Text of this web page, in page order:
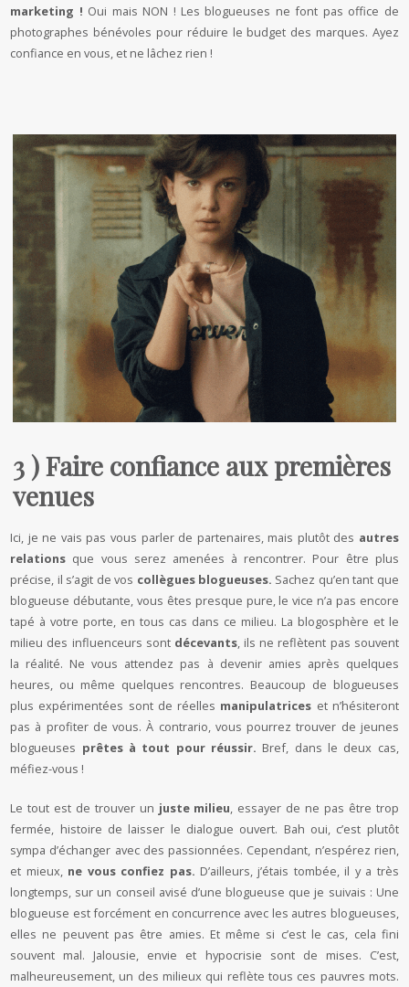
marketing ! Oui mais NON ! Les blogueuses ne font pas office de
photographes bénévoles pour réduire le budget des marques. Ayez
confiance en vous, et ne lâchez rien !
3 ) Faire confiance aux premières
venues
Ici, je ne vais pas vous parler de partenaires, mais plutôt des autres
relations que vous serez amenées à rencontrer. Pour être plus
précise, il s’agit de vos collègues blogueuses. Sachez qu’en tant que
blogueuse débutante, vous êtes presque pure, le vice n’a pas encore
tapé à votre porte, en tous cas dans ce milieu. La blogosphère et le
milieu des influenceurs sont décevants, ils ne reflètent pas souvent
la réalité. Ne vous attendez pas à devenir amies après quelques
heures, ou même quelques rencontres. Beaucoup de blogueuses
plus expérimentées sont de réelles manipulatrices et n’hésiteront
pas à profiter de vous. À contrario, vous pourrez trouver de jeunes
blogueuses prêtes à tout pour réussir. Bref, dans le deux cas,
méfiez-vous !
Le tout est de trouver un juste milieu , essayer de ne pas être trop
fermée, histoire de laisser le dialogue ouvert. Bah oui, c’est plutôt
sympa d’échanger avec des passionnées. Cependant, n’espérez rien,
et mieux, ne vous confiez pas. D’ailleurs, j’étais tombée, il y a très
longtemps, sur un conseil avisé d’une blogueuse que je suivais : Une
blogueuse est forcément en concurrence avec les autres blogueuses,
elles ne peuvent pas être amies. Et même si c’est le cas, cela fini
souvent mal. Jalousie, envie et hypocrisie sont de mises. C’est,
malheureusement, un des milieux qui reflète tous ces pauvres mots.